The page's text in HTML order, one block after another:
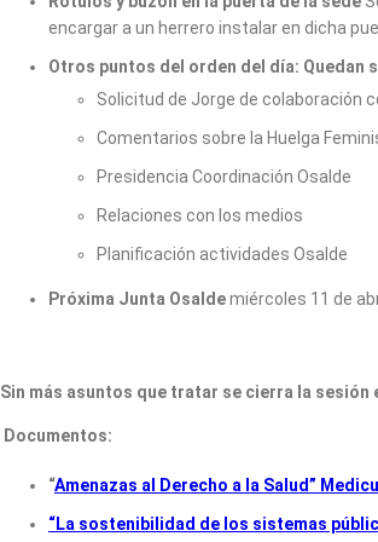
encargar a un herrero instalar en dicha
Otros puntos del orden del día: Quedan
Solicitud de Jorge de colaboración
Comentarios sobre la Huelga
Presidencia Coordinación Osalde
Relaciones con los medios
Planificación actividades Osalde
Próxima Junta Osaldemiércoles 11 de
Sin más asuntos que tratar se cierra la sesión
Documentos:
“Amenazas al Derecho a la Salud”
“La sostenibilidad de los sistemas